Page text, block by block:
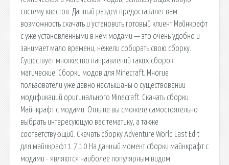
систему квестов. Данный раздел предоставляет вам
возможность скачать и установить готовый клиент Майнкрафт
с уже установленными в нём модами — это очень удобно и
занимает мало времени, нежели собирать свою сборку.
Существует множество направлений таких сборок:
магические. Сборки модов для Minecraft. Многие
пользователи уже давно наслышаны о существовании
модификаций оригинального Minecraft. Скачать сборки
Майнкрафт с модами. Отныне вы сможете самостоятельно
выбрать интересующую вас тематику, а также
соответствующий. Скачать сборку Adventure World Last Edit
для майнкрафт 1.7.10 На данный момент сборки майнкрафт с
модами - являются наиболее популярным видом